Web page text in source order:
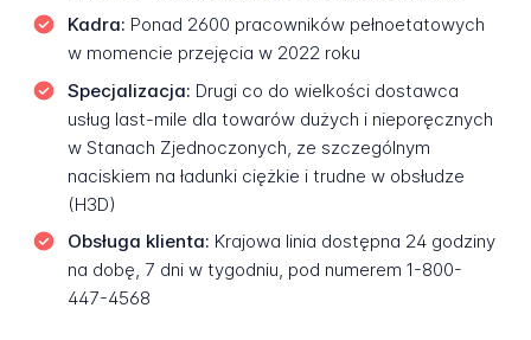
Kadra: Ponad 2600 pracowników pełnoetatowych
w momencie przejęcia w 2022 roku
Specjalizacja: Drugi co do wielkości dostawca
usług last-mile dla towarów dużych i nieporęcznych
w Stanach Zjednoczonych, ze szczególnym
naciskiem na ładunki ciężkie i trudne w obsłudze
(H3D)
Obsługa klienta: Krajowa linia dostępna 24 godziny
na dobę, 7 dni w tygodniu, pod numerem 1-800-
447-4568